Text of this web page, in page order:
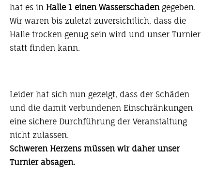
hat es in Halle 1 einen Wasserschadengegeben.
Wir waren bis zuletzt zuversichtlich, dass die
Halle trocken genug sein wird und unser Turnier
statt finden kann.
Leider hat sich nun gezeigt, dass der Schäden
und die damit verbundenen Einschränkungen
eine sichere Durchführung der Veranstaltung
nicht zulassen.
Schweren Herzens müssen wir daher unser
Turnier absagen.